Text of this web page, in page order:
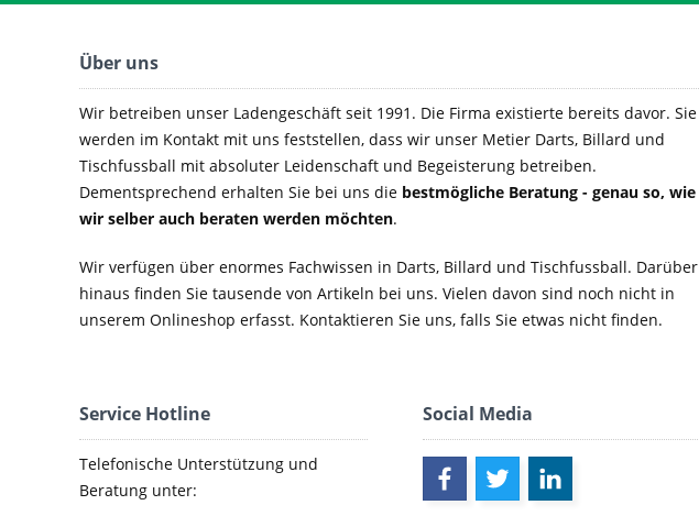
Über uns
Wir betreiben unser Ladengeschäft seit 1991. Die Firma existierte bereits davor. Sie
werden im Kontakt mit uns feststellen, dass wir unser Metier Darts, Billard und
Tischfussball mit absoluter Leidenschaft und Begeisterung betreiben.
Dementsprechend erhalten Sie bei uns die bestmögliche Beratung - genau so, wie
wir selber auch beraten werden möchten.
Wir verfügen über enormes Fachwissen in Darts, Billard und Tischfussball. Darüber
hinaus finden Sie tausende von Artikeln bei uns. Vielen davon sind noch nicht in
unserem Onlineshop erfasst. Kontaktieren Sie uns, falls Sie etwas nicht finden.
Service Hotline
Telefonische Unterstützung und
Beratung unter:
Social Media